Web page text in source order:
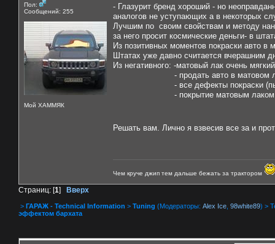
Пол:
Сообщений: 255
Мой ХАММЯК
- Глазурит бренд хороший - но
аналогов не уступающих а в некоторых
Лучшим по своим свойствам и методу
за него просит космические деньги- в
Из позитивных моментов покраски авто
Штатах уже давно считается вчерашним
Из негативного: -матовый лак очень
- продать авто в матовом лаке
- все дефекты покраски (пылинки,
- покрытие матовым лаком
Решать вам. Лично я взвесив все за и
Чем круче джип тем дальше бежать за трактором
Страниц: [1] Вверх
> ГАРАЖ - Technical Information > Tuning (Модераторы: Alex Ice 98white89) >
эффектом бархата